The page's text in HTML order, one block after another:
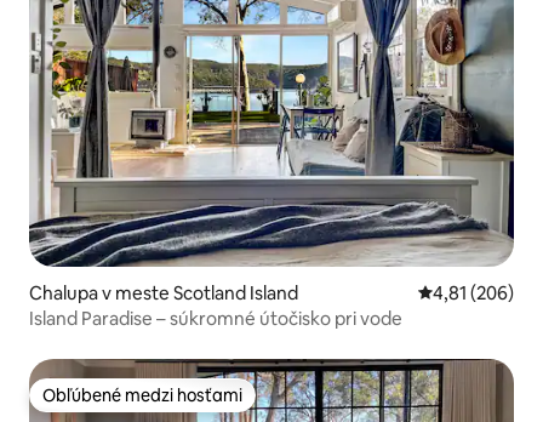
Chalupa v meste Scotland Island Priemerné
4,81 (206)
Island Paradise – súkromné útočisko pri vode
Obľúbené medzi hosťami
Obľúbené medzi hosťami